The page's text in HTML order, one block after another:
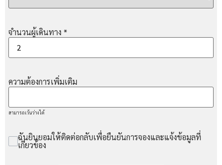
จำนวนผู้เดินทาง *
ความต้องการเพิ่มเติม
สามารถเว้นว่างได้
ฉันยินยอมให้ติดต่อกลับเพื่อยืนยันการจองและแจ้งข้อมูลที่
เกี่ยวข้อง